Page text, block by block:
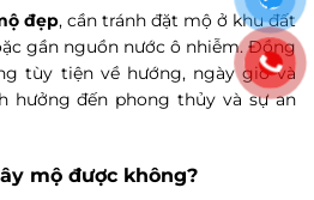
đẹp, cần tránh đặt mộ ở khu đất
gần nguồn nước ô nhiễm. Đồng
tùy tiện về hướng, ngày giờ và
hưởng đến phong thủy và sự an
mộ được không?